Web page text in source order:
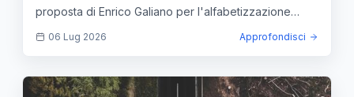
proposta di Enrico Galiano per l'alfabetizzazione
emotiva.
06 Lug 2026 Approfondisci